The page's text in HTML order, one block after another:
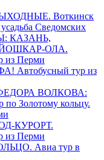
Воткинск
Сведомских
КАЗАНЬ,
ОЛА.
из Перми
Автобусный тур из
ВОЛКОВА:
по Золотому кольцу.
КУРОРТ.
из Перми
Авиа тур в